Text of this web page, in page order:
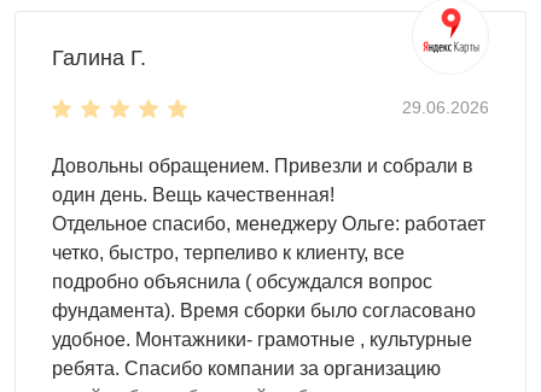
Галина Г.
29.06.2026
Довольны обращением. Привезли и собрали в
один день. Вещь качественная!
Отдельное спасибо, менеджеру Ольге: работает
четко, быстро, терпеливо к клиенту, все
подробно объяснила ( обсуждался вопрос
фундамента). Время сборки было согласовано
удобное. Монтажники- грамотные , культурные
ребята. Спасибо компании за организацию